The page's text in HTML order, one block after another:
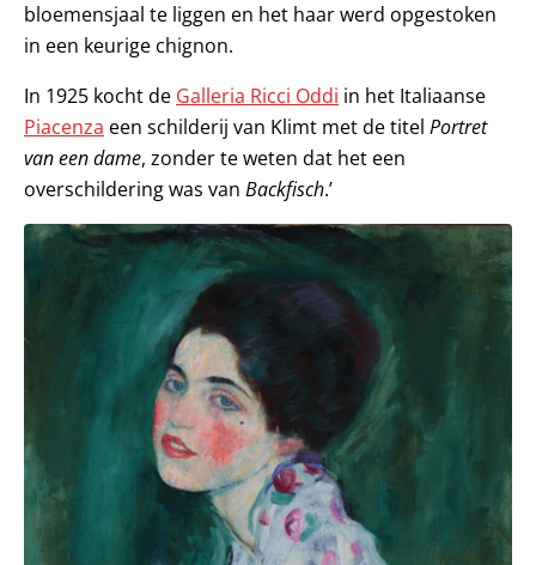
bloemensjaal te liggen en het haar werd opgestoken
in een keurige chignon.
In 1925 kocht de Galleria Ricci Oddi in het Italiaanse
Piacenza een schilderij van Klimt met de titel Portret
van een dame, zonder te weten dat het een
overschildering was van Backfisch.’